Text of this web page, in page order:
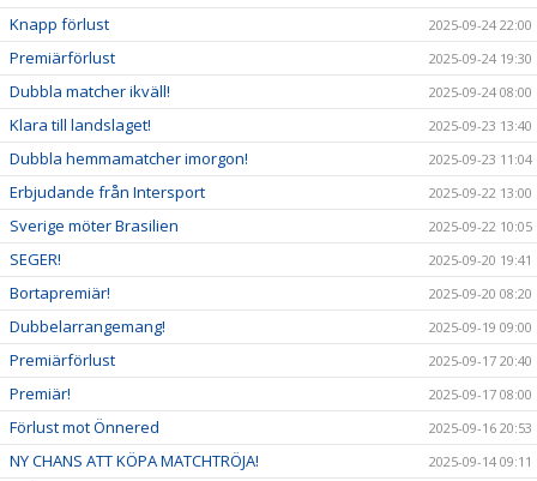
Knapp förlust 2025-09-24 22:00
Premiärförlust 2025-09-24 19:30
Dubbla matcher ikväll! 2025-09-24 08:00
Klara till landslaget! 2025-09-23 13:40
Dubbla hemmamatcher imorgon! 2025-09-23 11:04
Erbjudande från Intersport 2025-09-22 13:00
Sverige möter Brasilien 2025-09-22 10:05
SEGER! 2025-09-20 19:41
Bortapremiär! 2025-09-20 08:20
Dubbelarrangemang! 2025-09-19 09:00
Premiärförlust 2025-09-17 20:40
Premiär! 2025-09-17 08:00
Förlust mot Önnered 2025-09-16 20:53
NY CHANS ATT KÖPA MATCHTRÖJA! 2025-09-14 09:11